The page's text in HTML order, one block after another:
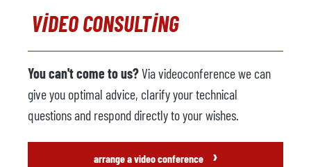
VIDEO CONSULTING
You can't come to us?Via videoconference we can
give you optimal advice, clarify your technical
questions and respond directly to your wishes.
arrange a video conference ›